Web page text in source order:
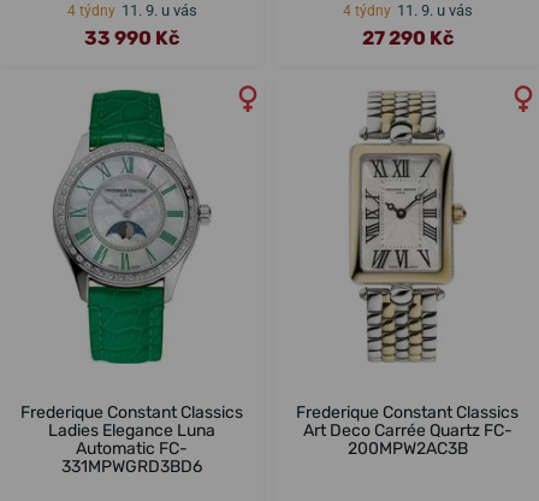
4 týdny 11. 9. u vás
33 990 Kč
4 týdny 11. 9. u vás
27 290 Kč
Frederique Constant Classics
Ladies Elegance Luna
Automatic FC-
331MPWGRD3BD6
Frederique Constant Classics
Art Deco Carrée Quartz FC-
200MPW2AC3B